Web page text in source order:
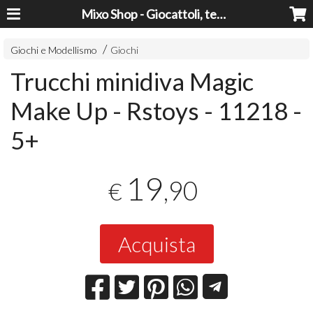
Mixo Shop - Giocattoli, tecnologia, casa e giardino a prezzi super!
Giochi e Modellismo Giochi
Trucchi minidiva Magic
Make Up - Rstoys - 11218 -
5+
€ 19,90
Acquista